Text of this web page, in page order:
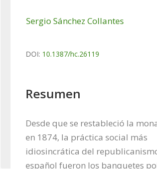
Sergio Sánchez Collantes
DOI: 10.1387/hc.26119
Resumen
Desde que se restableció la
en 1874, la práctica social más
idiosincrática del
español fueron los banquetes